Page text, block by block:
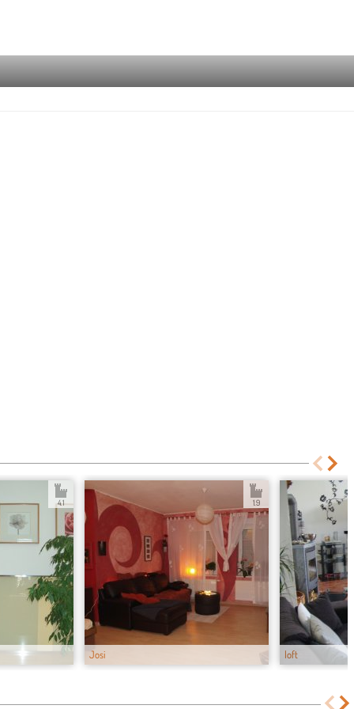
4.1
Josi
1.9
loft